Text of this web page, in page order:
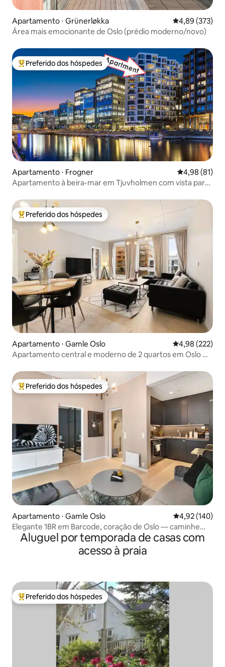
Apartamento ⋅ Grünerløkka 4,89 de uma
4,89 (373)
Área mais emocionante de Oslo (prédio moderno/novo)
Entre os melhores preferidos dos hóspedes
Preferido dos hóspedes
Apartamento ⋅ Frogner 4,98 de uma
4,98 (81)
Apartamento à beira-mar em Tjuvholmen com vista para
Entre os melhores preferidos dos hóspedes
Preferido dos hóspedes
Apartamento ⋅ Gamle Oslo 4,98 de uma
4,98 (222)
Apartamento central e moderno de 2 quartos em Oslo —
Entre os melhores preferidos dos hóspedes
Preferido dos hóspedes
Apartamento ⋅ Gamle Oslo 4,92 de uma
4,92 (140)
Elegante 1BR em Barcode, coração de Oslo — caminhe
para qualquer lugar
Aluguel por temporada de casas com
acesso à praia
Entre os melhores preferidos dos hóspedes
Preferido dos hóspedes